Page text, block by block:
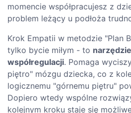
momencie współpracujesz z
problem leżący u podłoża
Krok Empatii w metodzie "Plan
tylko bycie miłym - to
współregulacji. Pomaga
piętro" mózgu dziecka, co z
logicznemu "górnemu piętru"
Dopiero wtedy wspólne
kolejnym kroku staje się